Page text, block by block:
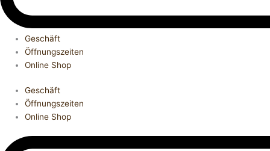
Geschäft
Öffnungszeiten
Online Shop
Geschäft
Öffnungszeiten
Online Shop